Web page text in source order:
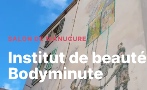
SALON DE MANUCURE
Institut de beauté
Bodyminute